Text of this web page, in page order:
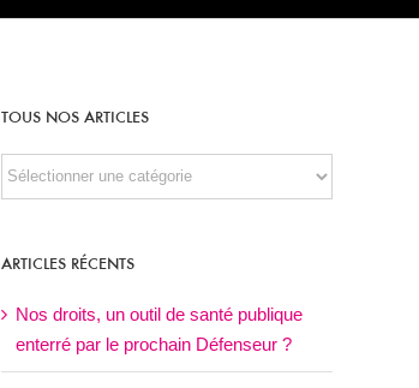
TOUS NOS ARTICLES
TOUS
NOS
ARTICLES RÉCENTS
Nos droits, un outil de santé publique
enterré par le prochain Défenseur ?